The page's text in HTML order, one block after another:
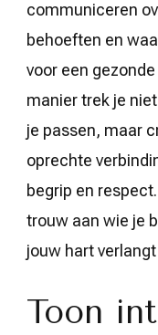
communiceren
behoeften en
voor een
manier trek je
je passen, maar
oprechte
begrip en
trouw aan wie je
jouw hart
Toon